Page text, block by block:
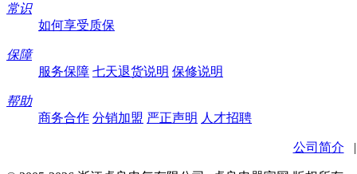
常识
如何享受质保
保障
服务保障 七天退货说明 保修说明
帮助
商务合作 分销加盟 严正声明 人才招聘
公司简介